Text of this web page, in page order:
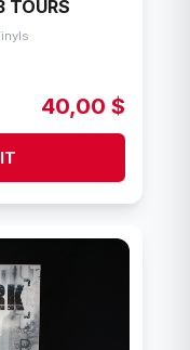
TOURS
40,00 $